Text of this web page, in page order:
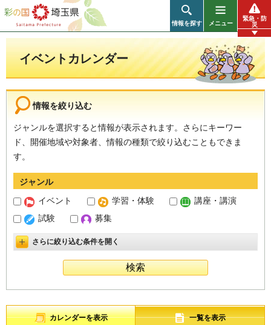
彩の国 埼玉県
情報を探す メニュー
緊急・防
災
イベントカレンダー
情報を絞り込む
ジャンルを選択すると情報が表示されます。さらにキーワー
ド、開催地域や対象者、情報の種類で絞り込むこともできま
す。
ジャンル
イベント
学習・体験
講座・講演
試験
募集
詳細設定を開く
さらに絞り込む条件を開く
カレンダーを表示 一覧を表示